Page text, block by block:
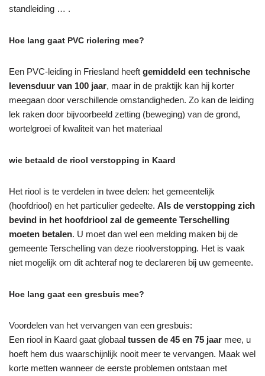
standleiding … .
Hoe lang gaat PVC riolering mee?
Een PVC-leiding in Friesland heeft gemiddeld een technische
levensduur van 100 jaar, maar in de praktijk kan hij korter
meegaan door verschillende omstandigheden. Zo kan de leiding
lek raken door bijvoorbeeld zetting (beweging) van de grond,
wortelgroei of kwaliteit van het materiaal
wie betaald de riool verstopping in Kaard
Het riool is te verdelen in twee delen: het gemeentelijk
(hoofdriool) en het particulier gedeelte. Als de verstopping zich
bevind in het hoofdriool zal de gemeente Terschelling
moeten betalen. U moet dan wel een melding maken bij de
gemeente Terschelling van deze rioolverstopping. Het is vaak
niet mogelijk om dit achteraf nog te declareren bij uw gemeente.
Hoe lang gaat een gresbuis mee?
Voordelen van het vervangen van een gresbuis:
Een riool in Kaard gaat globaal tussen de 45 en 75 jaar mee, u
hoeft hem dus waarschijnlijk nooit meer te vervangen. Maak wel
korte metten wanneer de eerste problemen ontstaan met